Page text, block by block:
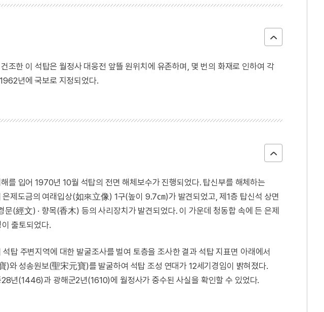
한 이 석탑은 월정사 대웅전 앞뜰 원위치에 유존하며, 몇 번의 화재로 인하여 각
년에 국보로 지정되었다.
를 입어 1970년 10월 석탑의 전면 해체보수가 진행되었다. 탑신부를 해체하는
제도금의 여래입상(如來立像) 1구(높이 9.7㎝)가 발견되었고, 제1층 탑신석 상면
(經文) · 향목(香木) 등의 사리장치가 발견되었다. 이 가운데 청동합 속에 든 은제
출토되었다.
탑 주변지역에 대한 발굴조사를 벌여 토층을 조사한 결과 석탑 지표면 아래에서
와 성송원보(聖宋元寶)를 발굴하여 석탑 조성 연대가 12세기경임이 밝혀졌다.
년(1446)과 광해군2년(1610)에 월정사가 중수된 사실을 확인할 수 있었다.